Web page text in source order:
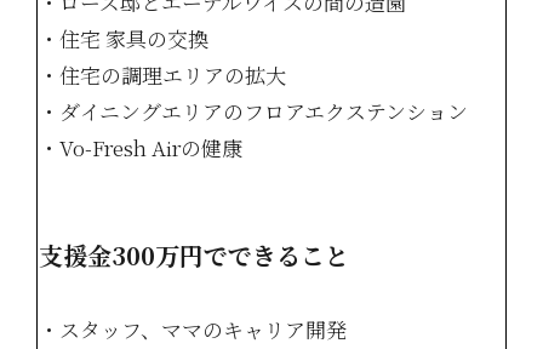
・住宅 家具の交換
・住宅の調理エリアの拡大
・ダイニングエリアのフロアエクステンション
・Vo-Fresh Airの健康
支援金300万円でできること
・スタッフ、ママのキャリア開発